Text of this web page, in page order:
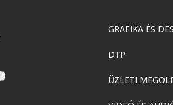
GRAFIKA ÉS
DTP
ÜZLETI